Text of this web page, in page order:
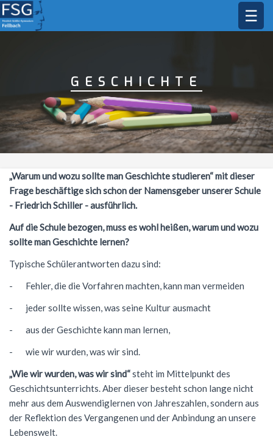
☰
Sekretariat
Kollegium
Elternbeirat
Schulsozialarbeit
Hausmeister
Förderverein
Aktuelles
Antragsformulare für Förderung
Kontakt
Mensaverein
Leitbild
Jahresstundentafel
Schulleben
Demokratiebildung
Schule ohne Rassismus
Geschichte
BILDUNGSANGEBOT
Profile
Allgemeine Informationen
Abiturjahrgang 2027
Abiturjahrgang 2028
Wiederholung
Beglaubigung und Neuausstellung
Methodencurriculum
AGs im Schuljahr 25/26
Musik-AGs
Cambridge Certificate
Bio-AG
Theater-AG
Schülerzeitung
Mittagsbetreuung
Hausaufgabenbetreuung
Schülernachhilfe
Studium und Beruf (BOGY)
Jahrgangsstufe
Bildungspartnerschaft
FÄCHER
Biologie
Außerunterrichtliche Veranstaltungen
Prüfungen
Englisch
Allgemeines
Ethik
Evangelische Religion
Französisch
Ab Klasse 6
Kursstufe
Austausch
Geschichte
Informatik
G9: Informatik und Medienbildung
Italienisch
Musikprofil
Musik in der Kursstufe
FSG Orchester
FSG Bigband
FSG Chor
Konzerte
AKTIONEN
Übersicht
Frankreichaustausch
Italien-Austausch
Skischullandheim
Sommernachtsfest
Jugend trainiert für Olympia
Konzerte
Kontakt
Vertretungsplan
Krankmeldung
Praktikum am FSG
Lernmittel
Anmeldung Klasse 5
GESCHICHTE
„Warum und wozu sollte man Geschichte studieren“ mit dieser
Frage beschäftige sich schon der Namensgeber unserer Schule
- Friedrich Schiller - ausführlich.
Auf die Schule bezogen, muss es wohl heißen, warum und wozu
sollte man Geschichte lernen?
Typische Schülerantworten dazu sind:
- Fehler, die die Vorfahren machten, kann man vermeiden
- jeder sollte wissen, was seine Kultur ausmacht
- aus der Geschichte kann man lernen,
- wie wir wurden, was wir sind.
„Wie wir wurden, was wir sind“steht im Mittelpunkt des
Geschichtsunterrichts. Aber dieser besteht schon lange nicht
mehr aus dem Auswendiglernen von Jahreszahlen, sondern aus
der Reflektion des Vergangenen und der Anbindung an unsere
Lebenswelt.